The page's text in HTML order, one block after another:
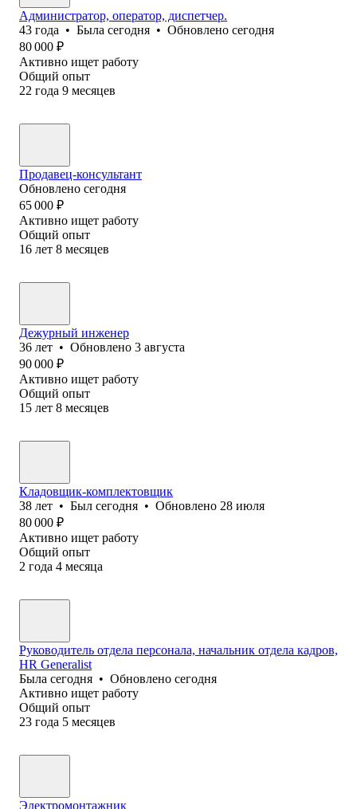
Администратор, оператор, диспетчер.
43 года • Была сегодня • Обновлено сегодня
80 000 ₽
Активно ищет работу
Общий опыт
22 года 9 месяцев
Продавец-консультант
Обновлено сегодня
65 000 ₽
Активно ищет работу
Общий опыт
16 лет 8 месяцев
Дежурный инженер
36 лет • Обновлено 3 августа
90 000 ₽
Активно ищет работу
Общий опыт
15 лет 8 месяцев
Кладовщик-комплектовщик
38 лет • Был сегодня • Обновлено 28 июля
80 000 ₽
Активно ищет работу
Общий опыт
2 года 4 месяца
Руководитель отдела персонала, начальник отдела кадров,
HR Generalist
Была сегодня • Обновлено сегодня
Активно ищет работу
Общий опыт
23 года 5 месяцев
Электромонтажник